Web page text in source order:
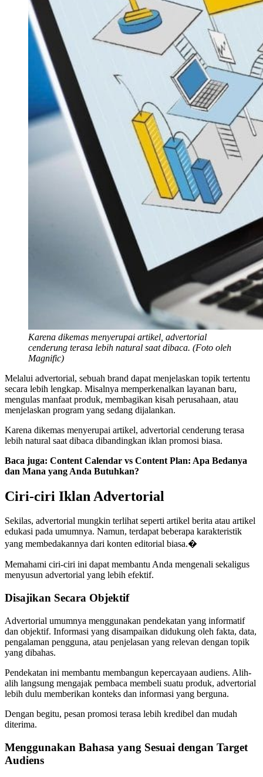
Karena dikemas menyerupai artikel, advertorial
cenderung terasa lebih natural saat dibaca. (Foto oleh
Magnific)
Melalui advertorial, sebuah brand dapat menjelaskan topik tertentu
secara lebih lengkap. Misalnya memperkenalkan layanan baru,
mengulas manfaat produk, membagikan kisah perusahaan, atau
menjelaskan program yang sedang dijalankan.
Karena dikemas menyerupai artikel, advertorial cenderung terasa
lebih natural saat dibaca dibandingkan iklan promosi biasa.
Baca juga: Content Calendar vs Content Plan: Apa Bedanya
dan Mana yang Anda Butuhkan?
Ciri-ciri Iklan Advertorial
Sekilas, advertorial mungkin terlihat seperti artikel berita atau artikel
edukasi pada umumnya. Namun, terdapat beberapa karakteristik
yang membedakannya dari konten editorial biasa.�
Memahami ciri-ciri ini dapat membantu Anda mengenali sekaligus
menyusun advertorial yang lebih efektif.
Disajikan Secara Objektif
Advertorial umumnya menggunakan pendekatan yang informatif
dan objektif. Informasi yang disampaikan didukung oleh fakta, data,
pengalaman pengguna, atau penjelasan yang relevan dengan topik
yang dibahas.
Pendekatan ini membantu membangun kepercayaan audiens. Alih-
alih langsung mengajak pembaca membeli suatu produk, advertorial
lebih dulu memberikan konteks dan informasi yang berguna.
Dengan begitu, pesan promosi terasa lebih kredibel dan mudah
diterima.
Menggunakan Bahasa yang Sesuai dengan Target
Audiens